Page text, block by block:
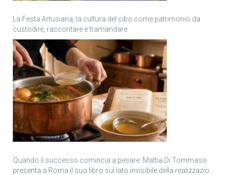
La Festa Artusiana, la cultura del cibo come patrimonio da
custodire, raccontare e tramandare
Quando il successo comincia a pesare: Mattia Di Tommaso
presenta a Roma il suo libro sul lato invisibile della realizzazione